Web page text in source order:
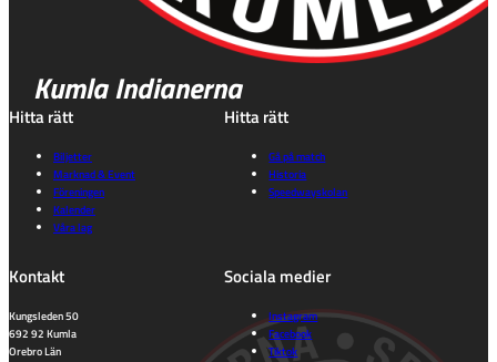
Kumla Indianerna
Hitta rätt
Biljetter
Marknad & Event
Föreningen
Kalender
Våra lag
Hitta rätt
Gå på match
Historia
Speedwayskolan
Kontakt
Kungsleden 50
692 92 Kumla
Orebro Län
Sociala medier
Instagram
Facebook
Tiktok